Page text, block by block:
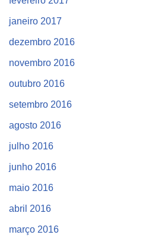
janeiro 2017
dezembro 2016
novembro 2016
outubro 2016
setembro 2016
agosto 2016
julho 2016
junho 2016
maio 2016
abril 2016
março 2016